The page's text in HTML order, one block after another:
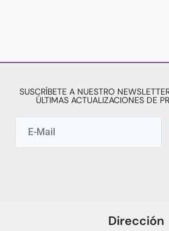
SUSCRÍBETE A NUESTRO
ÚLTIMAS ACTUALIZACIONES DE
Dirección